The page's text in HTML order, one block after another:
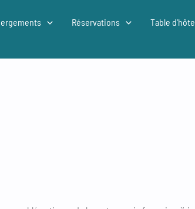
Réservations Table